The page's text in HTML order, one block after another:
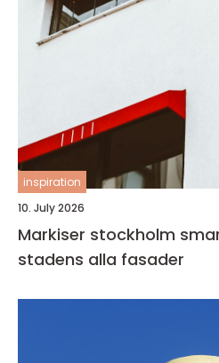
inspiration
10. July 2026
Markiser stockholm smart solskydd för
stadens alla fasader